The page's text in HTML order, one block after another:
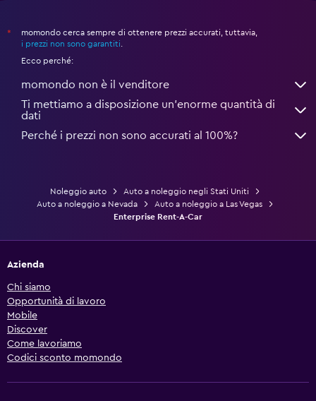
*
momondo cerca sempre di ottenere prezzi accurati, tuttavia,
i prezzi non sono garantiti.
Ecco perché:
momondo non è il venditore
Ti mettiamo a disposizione un’enorme quantità di
dati
Perché i prezzi non sono accurati al 100%?
Noleggio auto
Auto a noleggio negli Stati Uniti
Auto a noleggio a Nevada
Auto a noleggio a Las Vegas
Enterprise Rent-A-Car
Azienda
Chi siamo
Opportunità di lavoro
Mobile
Discover
Come lavoriamo
Codici sconto momondo